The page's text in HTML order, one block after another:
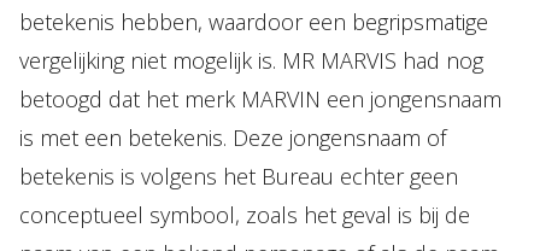
betekenis hebben, waardoor een begripsmatige
vergelijking niet mogelijk is. MR MARVIS had nog
betoogd dat het merk MARVIN een jongensnaam
is met een betekenis. Deze jongensnaam of
betekenis is volgens het Bureau echter geen
conceptueel symbool, zoals het geval is bij de